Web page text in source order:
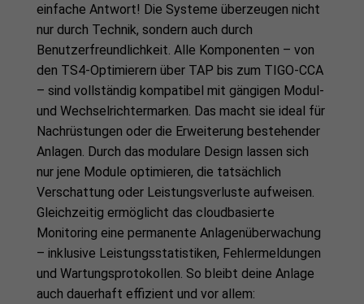
einfache Antwort! Die Systeme überzeugen nicht
nur durch Technik, sondern auch durch
Benutzerfreundlichkeit. Alle Komponenten – von
den TS4-Optimierern über TAP bis zum TIGO-CCA
– sind vollständig kompatibel mit gängigen Modul-
und Wechselrichtermarken. Das macht sie ideal für
Nachrüstungen oder die Erweiterung bestehender
Anlagen. Durch das modulare Design lassen sich
nur jene Module optimieren, die tatsächlich
Verschattung oder Leistungsverluste aufweisen.
Gleichzeitig ermöglicht das cloudbasierte
Monitoring eine permanente Anlagenüberwachung
– inklusive Leistungsstatistiken, Fehlermeldungen
und Wartungsprotokollen. So bleibt deine Anlage
auch dauerhaft effizient und vor allem: